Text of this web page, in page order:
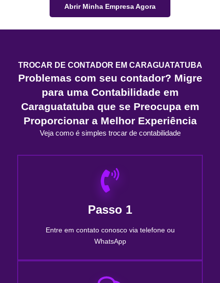
Abrir Minha Empresa Agora
TROCAR DE CONTADOR EM CARAGUATATUBA
Problemas com seu contador? Migre
para uma Contabilidade em
Caraguatatuba que se Preocupa em
Proporcionar a Melhor Experiência
Veja como é simples trocar de contabilidade
Passo 1
Entre em contato conosco via telefone ou
WhatsApp